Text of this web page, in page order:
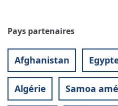
Pays partenaires
Afghanistan
Algérie Samoa